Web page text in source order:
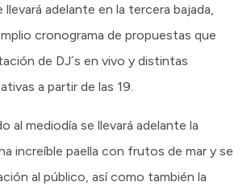
adelante en la tercera bajada,
cronograma de propuestas que
de DJ´s en vivo y distintas
a partir de las 19.
al mediodía se llevará adelante la
increíble paella con frutos de mar y se
al público, así como también la